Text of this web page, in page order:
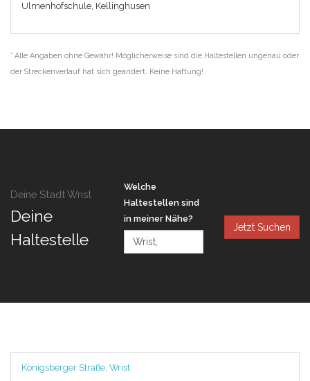
Ulmenhofschule, Kellinghusen
* Alle Angaben ohne Gewähr! Möglicherweise sind die Haltestellen ungenau oder
der Streckenverlauf hat sich geändert. Keine Haftung!
Deine Stadt Wrist
Deine
Haltestelle
Welche
Haltestellen sind
in meiner Nähe?
Jetzt Suchen
Königsberger Straße, Wrist